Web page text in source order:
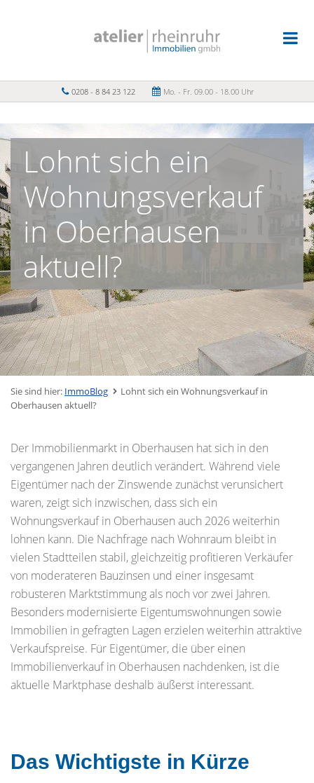
0208 - 8 84 23 122 Mo. - Fr. 09.00 - 18.00 Uhr
Lohnt sich ein
Wohnungsverkauf
in Oberhausen
aktuell?
Sie sind hier: ImmoBlog
Lohnt sich ein Wohnungsverkauf in
Oberhausen aktuell?
Der Immobilienmarkt in Oberhausen hat sich in den
vergangenen Jahren deutlich verändert. Während viele
Eigentümer nach der Zinswende zunächst verunsichert
waren, zeigt sich inzwischen, dass sich ein
Wohnungsverkauf in Oberhausen auch 2026 weiterhin
lohnen kann. Die Nachfrage nach Wohnraum bleibt in
vielen Stadtteilen stabil, gleichzeitig profitieren Verkäufer
von moderateren Bauzinsen und einer insgesamt
robusteren Marktstimmung als noch vor zwei Jahren.
Besonders modernisierte Eigentumswohnungen sowie
Immobilien in gefragten Lagen erzielen weiterhin attraktive
Verkaufspreise. Für Eigentümer, die über einen
Immobilienverkauf in Oberhausen nachdenken, ist die
aktuelle Marktphase deshalb äußerst interessant.
Das Wichtigste in Kürze